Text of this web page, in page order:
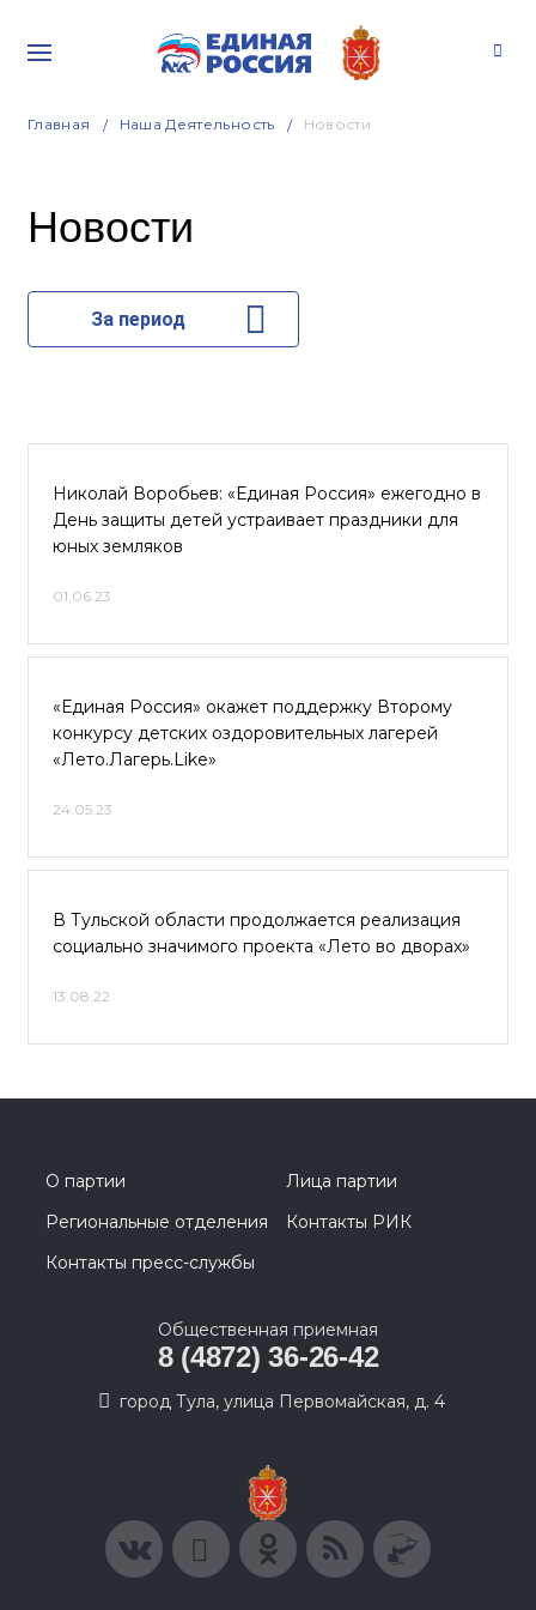
Главная Наша Деятельность Новости
Новости
За период
Николай Воробьев: «Единая Россия» ежегодно в
День защиты детей устраивает праздники для
юных земляков
01.06.23
«Единая Россия» окажет поддержку Второму
конкурсу детских оздоровительных лагерей
«Лето.Лагерь.Like»
24.05.23
В Тульской области продолжается реализация
социально значимого проекта «Лето во дворах»
13.08.22
О партии
Лица партии
Региональные отделения
Контакты РИК
Контакты пресс-службы
Общественная приемная
8 (4872) 36-26-42
город Тула, улица Первомайская, д. 4